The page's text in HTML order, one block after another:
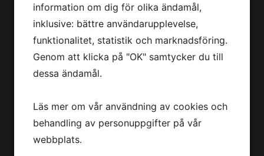
Dagens lunch
Kåges Hörna Meny
Kågebaren
info@kages.se
031-130450
information om dig för olika ändamål,
inklusive: bättre användarupplevelse,
funktionalitet, statistik och marknadsföring.
Genom att klicka på "OK" samtycker du till
dessa ändamål.
Läs mer om vår användning av cookies och
behandling av personuppgifter på vår
webbplats.